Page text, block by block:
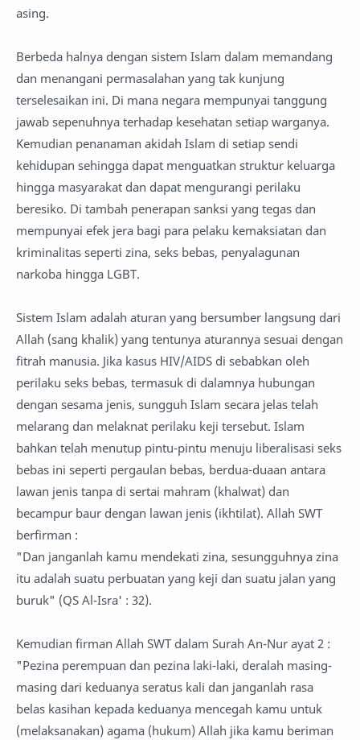
asing.
Berbeda halnya dengan sistem Islam dalam memandang
dan menangani permasalahan yang tak kunjung
terselesaikan ini. Di mana negara mempunyai tanggung
jawab sepenuhnya terhadap kesehatan setiap warganya.
Kemudian penanaman akidah Islam di setiap sendi
kehidupan sehingga dapat menguatkan struktur keluarga
hingga masyarakat dan dapat mengurangi perilaku
beresiko. Di tambah penerapan sanksi yang tegas dan
mempunyai efek jera bagi para pelaku kemaksiatan dan
kriminalitas seperti zina, seks bebas, penyalagunan
narkoba hingga LGBT.
Sistem Islam adalah aturan yang bersumber langsung dari
Allah (sang khalik) yang tentunya aturannya sesuai dengan
fitrah manusia. Jika kasus HIV/AIDS di sebabkan oleh
perilaku seks bebas, termasuk di dalamnya hubungan
dengan sesama jenis, sungguh Islam secara jelas telah
melarang dan melaknat perilaku keji tersebut. Islam
bahkan telah menutup pintu-pintu menuju liberalisasi seks
bebas ini seperti pergaulan bebas, berdua-duaan antara
lawan jenis tanpa di sertai mahram (khalwat) dan
becampur baur dengan lawan jenis (ikhtilat). Allah SWT
berfirman :
"Dan janganlah kamu mendekati zina, sesungguhnya zina
itu adalah suatu perbuatan yang keji dan suatu jalan yang
buruk" (QS Al-Isra' : 32).
Kemudian firman Allah SWT dalam Surah An-Nur ayat 2 :
"Pezina perempuan dan pezina laki-laki, deralah masing-
masing dari keduanya seratus kali dan janganlah rasa
belas kasihan kepada keduanya mencegah kamu untuk
(melaksanakan) agama (hukum) Allah jika kamu beriman